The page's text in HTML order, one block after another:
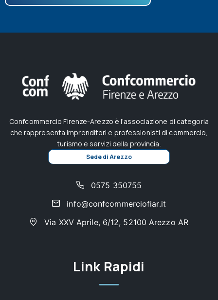
Confcommercio Firenze-Arezzo è l’associazione di categoria
che rappresenta imprenditori e professionisti di commercio,
turismo e servizi della provincia.
Sede di Arezzo
0575 350755
info@confcommerciofiar.it
Via XXV Aprile, 6/12, 52100 Arezzo AR
Link Rapidi